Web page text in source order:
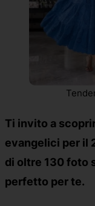
Ti invito a
evangelici per il
di oltre 130 foto
perfetto per te.